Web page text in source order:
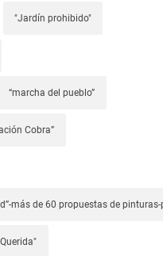
"Jardín prohibido"
“marcha del pueblo”
Cobra”
más de 60 propuestas de